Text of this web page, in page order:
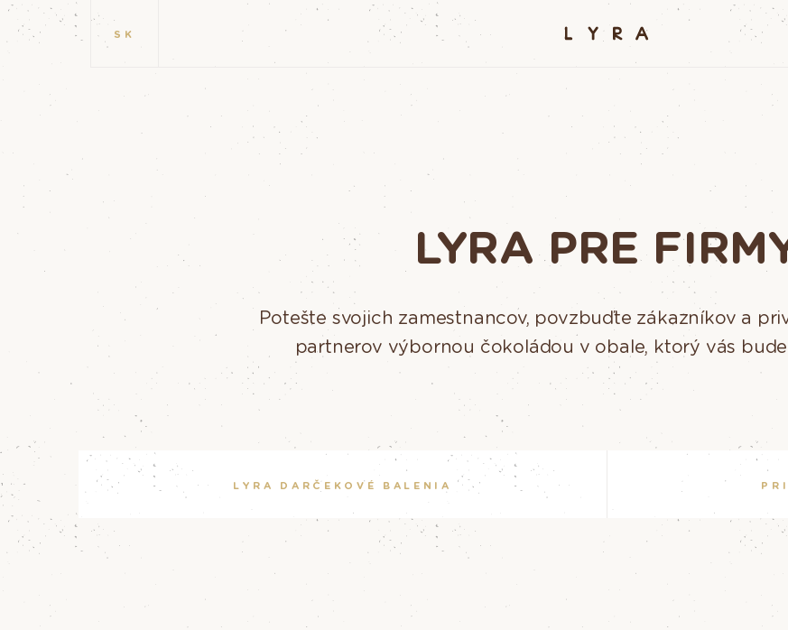
SK
LYRA PRE
Potešte svojich zamestnancov, povzbuďte zákazníkov a
partnerov výbornou čokoládou v obale, ktorý vás
LYRA DARČEKOVÉ BALENIA